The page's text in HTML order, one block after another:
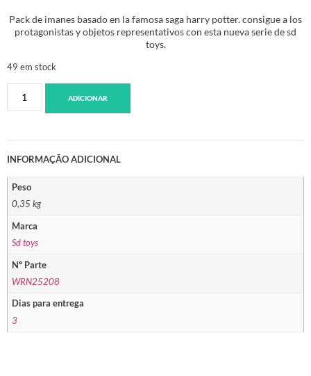
Pack de imanes basado en la famosa saga harry potter. consigue a los
protagonistas y objetos representativos con esta nueva serie de sd
toys.
49 em stock
ADICIONAR
INFORMAÇÃO ADICIONAL
Peso
0,35 kg
Marca
Sd toys
Nº Parte
WRN25208
Dias para entrega
3